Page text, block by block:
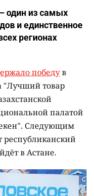
один из самых
и единственное
регионах
победув
"Лучший товар
палатой
Следующим
республиканский
в Астане.